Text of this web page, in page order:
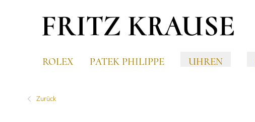
ROLEX PATEK PHILIPPE UHREN
Zurück